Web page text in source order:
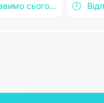
Відправимо сьогодні